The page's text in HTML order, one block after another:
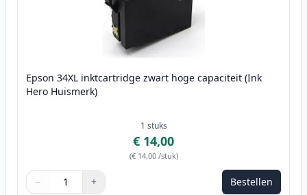
Epson 34XL inktcartridge zwart hoge capaciteit (Ink
Hero Huismerk)
1 stuks
€ 14,00
(€ 14,00 /stuk)
Aantal
Gebruik de knoppen om aan te passen
− +
Aantal 1 Bestellen